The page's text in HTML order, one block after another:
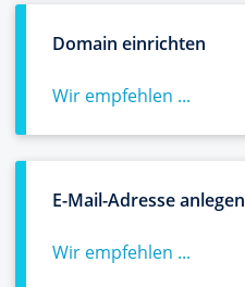
Domain einrichten
Wir empfehlen ...
E-Mail-Adresse anlegen
Wir empfehlen ...